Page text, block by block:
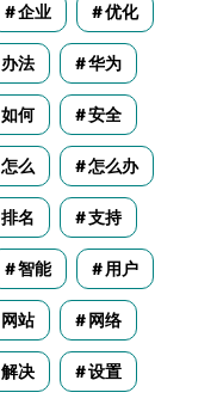
企业 优化
办法 华为
如何 安全
怎么 怎么办
排名 支持
智能 用户
网站 网络
解决 设置